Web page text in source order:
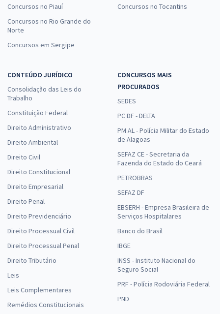
Concursos no Piauí
Concursos no Rio Grande do
Norte
Concursos em Sergipe
Concursos no Tocantins
CONTEÚDO JURÍDICO
Consolidação das Leis do
Trabalho
Constituição Federal
Direito Administrativo
Direito Ambiental
Direito Civil
Direito Constitucional
Direito Empresarial
Direito Penal
Direito Previdenciário
Direito Processual Civil
Direito Processual Penal
Direito Tributário
Leis
Leis Complementares
Remédios Constitucionais
CONCURSOS MAIS
PROCURADOS
SEDES
PC DF - DELTA
PM AL - Polícia Militar do Estado
de Alagoas
SEFAZ CE - Secretaria da
Fazenda do Estado do Ceará
PETROBRAS
SEFAZ DF
EBSERH - Empresa Brasileira de
Serviços Hospitalares
Banco do Brasil
IBGE
INSS - Instituto Nacional do
Seguro Social
PRF - Polícia Rodoviária Federal
PND